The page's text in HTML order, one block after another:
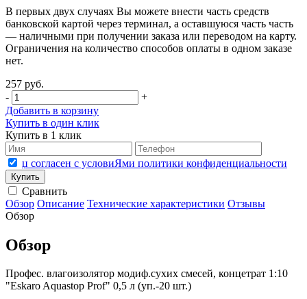
В первых двух случаях Вы можете внести часть средств
банковской картой через терминал, а оставшуюся часть часть
— наличными при получении заказа или переводом на карту.
Ограничения на количество способов оплаты в одном заказе
нет.
257 руб.
-
+
Добавить в корзину
Купить в один клик
Купить в 1 клик
џ согласен с условиЯми политики конфиденциальности
Сравнить
Обзор Описание Технические характеристики Отзывы
Обзор
Обзор
Профес. влагоизолятор модиф.сухих смесей, концетрат 1:10
"Eskaro Aquastop Prof" 0,5 л (уп.-20 шт.)